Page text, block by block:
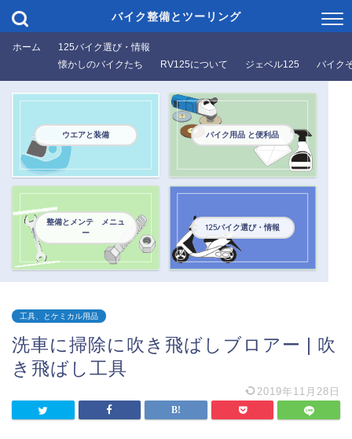
バイク整備とツーリング
ホーム
125バイク選び・情報
懐かしのバイクたち
RV125について ジェベル125 バイク
ウエアと装備 バイク用品 と便利品
整備とメンテ メニュ
ー
125バイク選び・情報
工具、とケミカル用品
洗車に掃除に吹き飛ばしブロアー | 吹
き飛ばし工具
2019年11月28日